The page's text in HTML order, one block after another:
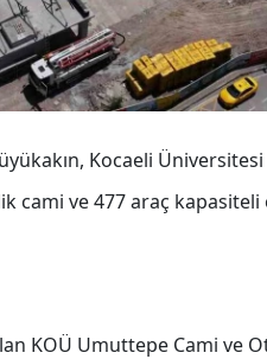
Kocaeli
cami ve 477 araç
KOÜ Umuttepe Cami ve